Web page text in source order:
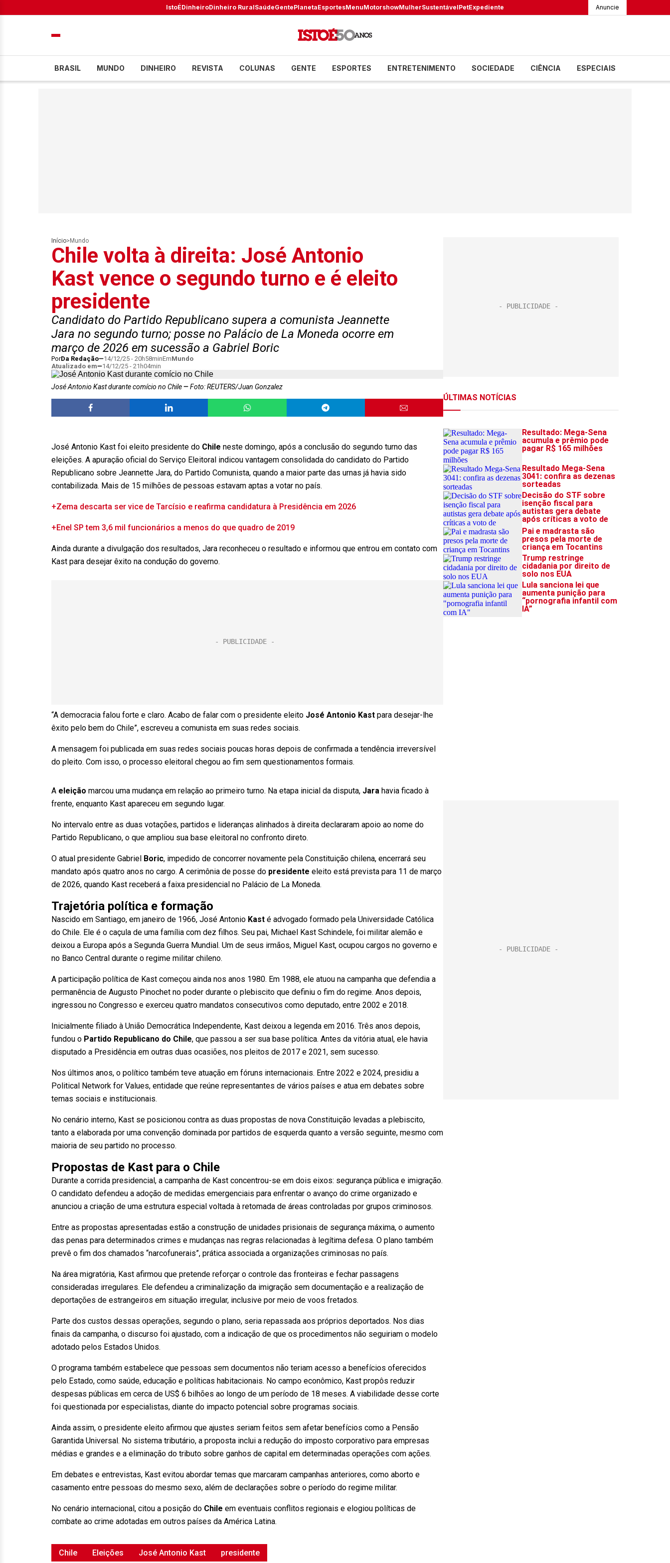
IstoÉDinheiroDinheiro RuralSaúdeGentePlanetaEsportesMenuMotorshowMulherSustentávelPetExpediente Anuncie
BRASIL MUNDO DINHEIRO REVISTA COLUNAS GENTE ESPORTES ENTRETENIMENTO SOCIEDADE CIÊNCIA ESPECIAIS
Início> Mundo
Chile volta à direita: José Antonio
Kast vence o segundo turno e é eleito
presidente
Candidato do Partido Republicano supera a comunista Jeannette
Jara no segundo turno; posse no Palácio de La Moneda ocorre em
março de 2026 em sucessão a Gabriel Boric
PorDa Redação 14/12/25 - 20h58minEmMundo
Atualizado em
14/12/25 - 21h04min
José Antonio Kast durante comício no Chile Foto: REUTERS/Juan Gonzalez
José Antonio Kast foi eleito presidente do Chile neste domingo, após a conclusão do segundo turno das
eleições. A apuração oficial do Serviço Eleitoral indicou vantagem consolidada do candidato do Partido
Republicano sobre Jeannette Jara, do Partido Comunista, quando a maior parte das urnas já havia sido
contabilizada. Mais de 15 milhões de pessoas estavam aptas a votar no país.
+Zema descarta ser vice de Tarcísio e reafirma candidatura à Presidência em 2026
+Enel SP tem 3,6 mil funcionários a menos do que quadro de 2019
Ainda durante a divulgação dos resultados, Jara reconheceu o resultado e informou que entrou em contato com
Kast para desejar êxito na condução do governo.
“A democracia falou forte e claro. Acabo de falar com o presidente eleito José Antonio Kast para desejar-lhe
êxito pelo bem do Chile”, escreveu a comunista em suas redes sociais.
A mensagem foi publicada em suas redes sociais poucas horas depois de confirmada a tendência irreversível
do pleito. Com isso, o processo eleitoral chegou ao fim sem questionamentos formais.
A eleição marcou uma mudança em relação ao primeiro turno. Na etapa inicial da disputa, Jara havia ficado à
frente, enquanto Kast apareceu em segundo lugar.
No intervalo entre as duas votações, partidos e lideranças alinhados à direita declararam apoio ao nome do
Partido Republicano, o que ampliou sua base eleitoral no confronto direto.
O atual presidente Gabriel Boric, impedido de concorrer novamente pela Constituição chilena, encerrará seu
mandato após quatro anos no cargo. A cerimônia de posse do presidente eleito está prevista para 11 de março
de 2026, quando Kast receberá a faixa presidencial no Palácio de La Moneda.
Trajetória política e formação
Nascido em Santiago, em janeiro de 1966, José Antonio Kast é advogado formado pela Universidade Católica
do Chile. Ele é o caçula de uma família com dez filhos. Seu pai, Michael Kast Schindele, foi militar alemão e
deixou a Europa após a Segunda Guerra Mundial. Um de seus irmãos, Miguel Kast, ocupou cargos no governo e
no Banco Central durante o regime militar chileno.
A participação política de Kast começou ainda nos anos 1980. Em 1988, ele atuou na campanha que defendia a
permanência de Augusto Pinochet no poder durante o plebiscito que definiu o fim do regime. Anos depois,
ingressou no Congresso e exerceu quatro mandatos consecutivos como deputado, entre 2002 e 2018.
Inicialmente filiado à União Democrática Independente, Kast deixou a legenda em 2016. Três anos depois,
fundou o Partido Republicano do Chile, que passou a ser sua base política. Antes da vitória atual, ele havia
disputado a Presidência em outras duas ocasiões, nos pleitos de 2017 e 2021, sem sucesso.
Nos últimos anos, o político também teve atuação em fóruns internacionais. Entre 2022 e 2024, presidiu a
Political Network for Values, entidade que reúne representantes de vários países e atua em debates sobre
temas sociais e institucionais.
No cenário interno, Kast se posicionou contra as duas propostas de nova Constituição levadas a plebiscito,
tanto a elaborada por uma convenção dominada por partidos de esquerda quanto a versão seguinte, mesmo com
maioria de seu partido no processo.
Propostas de Kast para o Chile
Durante a corrida presidencial, a campanha de Kast concentrou-se em dois eixos: segurança pública e imigração.
O candidato defendeu a adoção de medidas emergenciais para enfrentar o avanço do crime organizado e
anunciou a criação de uma estrutura especial voltada à retomada de áreas controladas por grupos criminosos.
Entre as propostas apresentadas estão a construção de unidades prisionais de segurança máxima, o aumento
das penas para determinados crimes e mudanças nas regras relacionadas à legítima defesa. O plano também
prevê o fim dos chamados “narcofunerais”, prática associada a organizações criminosas no país.
Na área migratória, Kast afirmou que pretende reforçar o controle das fronteiras e fechar passagens
consideradas irregulares. Ele defendeu a criminalização da imigração sem documentação e a realização de
deportações de estrangeiros em situação irregular, inclusive por meio de voos fretados.
Parte dos custos dessas operações, segundo o plano, seria repassada aos próprios deportados. Nos dias
finais da campanha, o discurso foi ajustado, com a indicação de que os procedimentos não seguiriam o modelo
adotado pelos Estados Unidos.
O programa também estabelece que pessoas sem documentos não teriam acesso a benefícios oferecidos
pelo Estado, como saúde, educação e políticas habitacionais. No campo econômico, Kast propôs reduzir
despesas públicas em cerca de US$ 6 bilhões ao longo de um período de 18 meses. A viabilidade desse corte
foi questionada por especialistas, diante do impacto potencial sobre programas sociais.
Ainda assim, o presidente eleito afirmou que ajustes seriam feitos sem afetar benefícios como a Pensão
Garantida Universal. No sistema tributário, a proposta inclui a redução do imposto corporativo para empresas
médias e grandes e a eliminação do tributo sobre ganhos de capital em determinadas operações com ações.
Em debates e entrevistas, Kast evitou abordar temas que marcaram campanhas anteriores, como aborto e
casamento entre pessoas do mesmo sexo, além de declarações sobre o período do regime militar.
No cenário internacional, citou a posição do Chile em eventuais conflitos regionais e elogiou políticas de
combate ao crime adotadas em outros países da América Latina.
Chile Eleições José Antonio Kast presidente